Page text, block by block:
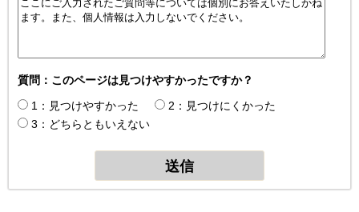
質問：このページは見つけやすかったですか？
1：見つけやすかった
2：見つけにくかった
3：どちらともいえない